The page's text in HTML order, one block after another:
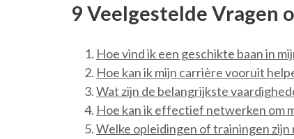
9 Veelgestelde Vragen
Hoe vind ik een geschikte baan in
Hoe kan ik mijn carrière vooruit
Wat zijn de belangrijkste
Hoe kan ik effectief netwerken om
Welke opleidingen of trainingen